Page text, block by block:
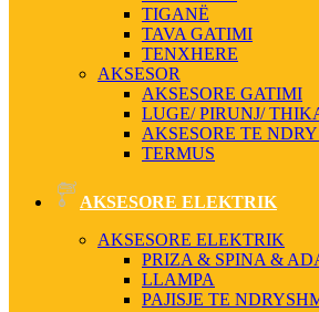
TIGANË
TAVA GATIMI
TENXHERE
AKSESOR
AKSESORE GATIMI
LUGE/ PIRUNJ/
AKSESORE TE
TERMUS
AKSESORE ELEKTRIK
AKSESORE ELEKTRIK
PRIZA & SPINA &
LLAMPA
PAJISJE TE